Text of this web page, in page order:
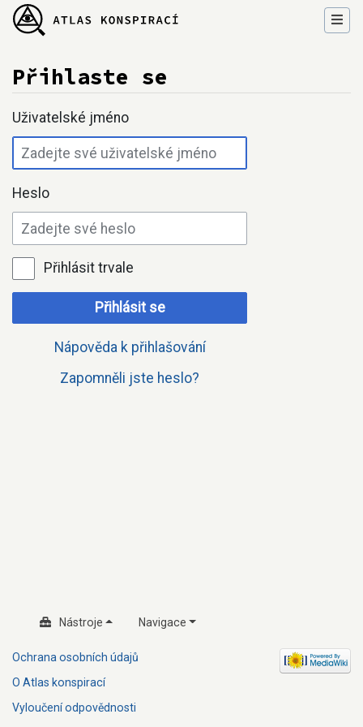
Přihlaste se
Přejít na:navigace,
Uživatelské jméno
Heslo
Přihlásit trvale
Přihlásit se
Nápověda k přihlašování
Zapomněli jste heslo?
Nástroje Navigace
Ochrana osobních údajů
O Atlas konspirací
Vyloučení odpovědnosti